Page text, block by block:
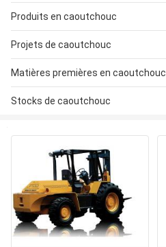
Produits en caoutchouc
Projets de caoutchouc
Matières premières en caoutchouc
Stocks de caoutchouc